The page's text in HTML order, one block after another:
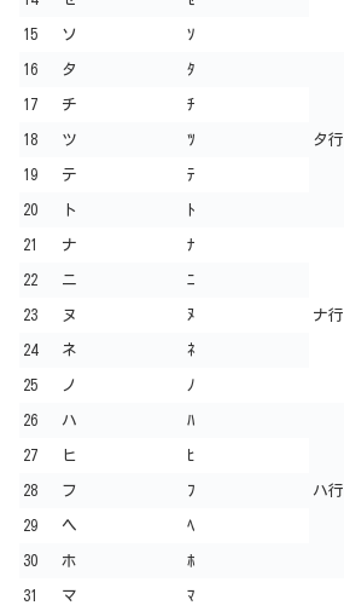
15 ソ ｿ
16 タ ﾀ
タ行
17 チ ﾁ
18 ツ ﾂ
19 テ ﾃ
20 ト ﾄ
21 ナ ﾅ
ナ行
22 ニ ﾆ
23 ヌ ﾇ
24 ネ ﾈ
25 ノ ﾉ
26 ハ ﾊ
ハ行
27 ヒ ﾋ
28 フ ﾌ
29 ヘ ﾍ
30 ホ ﾎ
31 マ ﾏ